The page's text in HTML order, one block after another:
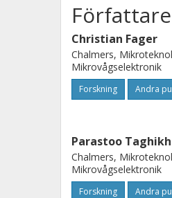
Författare
Christian Fager
Chalmers,
Mikrovågselektronik
Forskning Andra
Parastoo
Chalmers,
Mikrovågselektronik
Forskning Andra